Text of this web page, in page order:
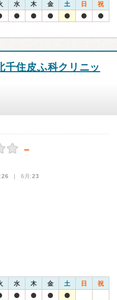
水 木 金 土 日 祝
千住皮ふ科クリニッ
－
26 | 6月:23
水 木 金 土 日 祝